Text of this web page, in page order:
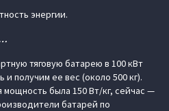
энергии.
тяговую батарею в 100 кВт
получим ее вес (около 500 кг).
мощность была 150 Вт/кг, сейчас —
батарей по